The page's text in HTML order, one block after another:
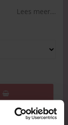
Lees meer....